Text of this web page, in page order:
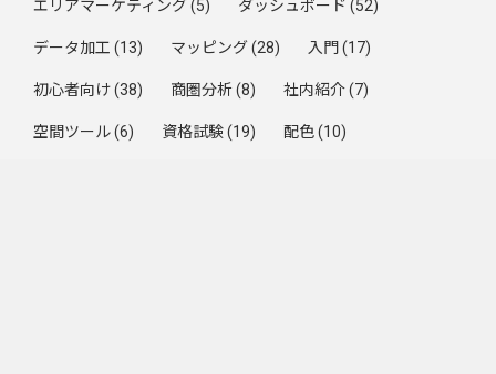
エリアマーケティング(5) ダッシュボード (52)
データ加工 (13) マッピング(28) 入門 (17)
初心者向け(38) 商圏分析(8) 社内紹介(7)
空間ツール(6) 資格試験(19) 配色(10)